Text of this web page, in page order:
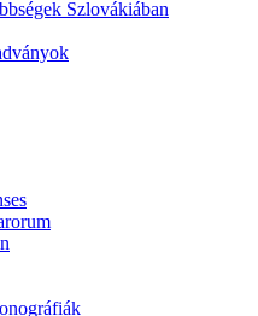
Szlovákiában